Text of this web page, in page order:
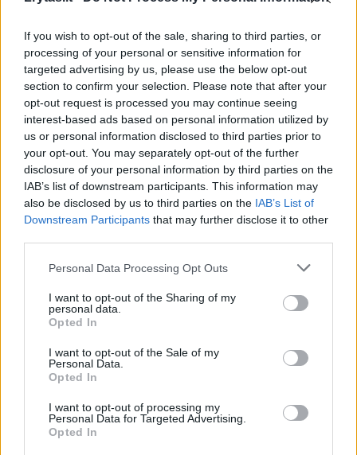
If you wish to opt-out of the sale, sharing to third parties, or
processing of your personal or sensitive information for
targeted advertising by us, please use the below opt-out
section to confirm your selection. Please note that after your
opt-out request is processed you may continue seeing
interest-based ads based on personal information utilized by
us or personal information disclosed to third parties prior to
your opt-out. You may separately opt-out of the further
disclosure of your personal information by third parties on the
IAB’s list of downstream participants. This information may
also be disclosed by us to third parties on the IAB’s List of
Downstream Participants that may further disclose it to other
Personal Data Processing Opt Outs
I want to opt-out of the Sharing of my
personal data.
Opted In
I want to opt-out of the Sale of my
Personal Data.
Opted In
I want to opt-out of processing my
Personal Data for Targeted Advertising.
Opted In
Pragaras danguje: meteoro sprogimas,
galimai pražudęs 65 000 žmonių
Mokslas ir IT 2018-11-27